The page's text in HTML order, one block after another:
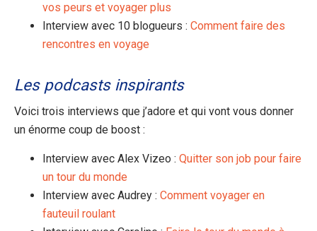
vos peurs et voyager plus
Interview avec 10 blogueurs : Comment faire des
rencontres en voyage
Les podcasts inspirants
Voici trois interviews que j’adore et qui vont vous donner
un énorme coup de boost :
Interview avec Alex Vizeo : Quitter son job pour faire
un tour du monde
Interview avec Audrey : Comment voyager en
fauteuil roulant